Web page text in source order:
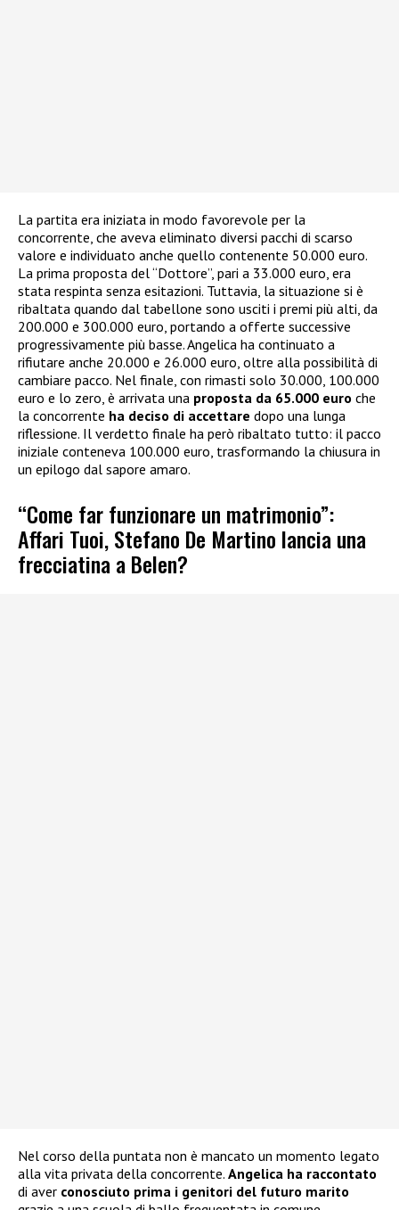
La partita era iniziata in modo favorevole per la
concorrente, che aveva eliminato diversi pacchi di scarso
valore e individuato anche quello contenente 50.000 euro.
La prima proposta del “Dottore”, pari a 33.000 euro, era
stata respinta senza esitazioni. Tuttavia, la situazione si è
ribaltata quando dal tabellone sono usciti i premi più alti, da
200.000 e 300.000 euro, portando a offerte successive
progressivamente più basse. Angelica ha continuato a
rifiutare anche 20.000 e 26.000 euro, oltre alla possibilità di
cambiare pacco. Nel finale, con rimasti solo 30.000, 100.000
euro e lo zero, è arrivata una proposta da 65.000 euro che
la concorrente ha deciso di accettare dopo una lunga
riflessione. Il verdetto finale ha però ribaltato tutto: il pacco
iniziale conteneva 100.000 euro, trasformando la chiusura in
un epilogo dal sapore amaro.
“Come far funzionare un matrimonio”:
Affari Tuoi, Stefano De Martino lancia una
frecciatina a Belen?
Nel corso della puntata non è mancato un momento legato
alla vita privata della concorrente. Angelica ha raccontato
di aver conosciuto prima i genitori del futuro marito